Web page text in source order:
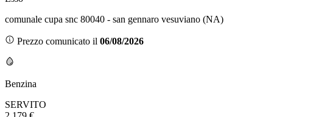
comunale cupa snc 80040 - san gennaro vesuviano (NA)
Prezzo comunicato il 06/08/2026
Benzina
SERVITO